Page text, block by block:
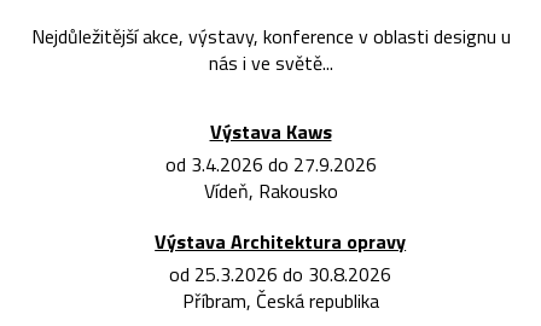
Nejdůležitější akce, výstavy, konference v oblasti designu u
nás i ve světě...
Výstava Kaws
od 3.4.2026 do 27.9.2026
Vídeň, Rakousko
Výstava Architektura opravy
od 25.3.2026 do 30.8.2026
Příbram, Česká republika